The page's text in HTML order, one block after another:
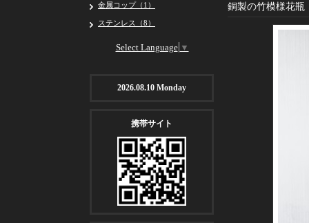
銅製の竹模様花瓶
金属コップ（1）
ステンレス（8）
Select Language ▼
2026.08.10 Monday
携帯サイト